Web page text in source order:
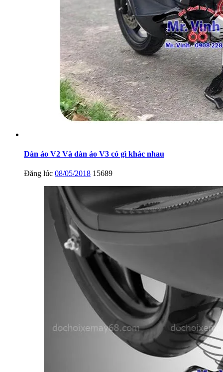
Dàn áo V2 Và dàn áo V3 có gì khác nhau
Đăng lúc 08/05/2018 15689